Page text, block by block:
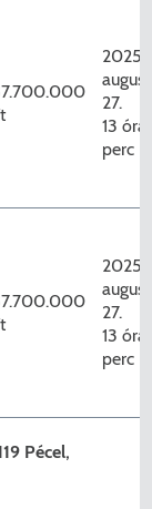
az
2025.
27.
13
perc
2025.
27.
13
perc
Pécel,